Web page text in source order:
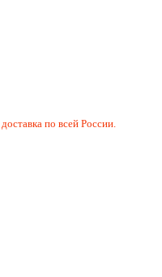
доставка по всей России.